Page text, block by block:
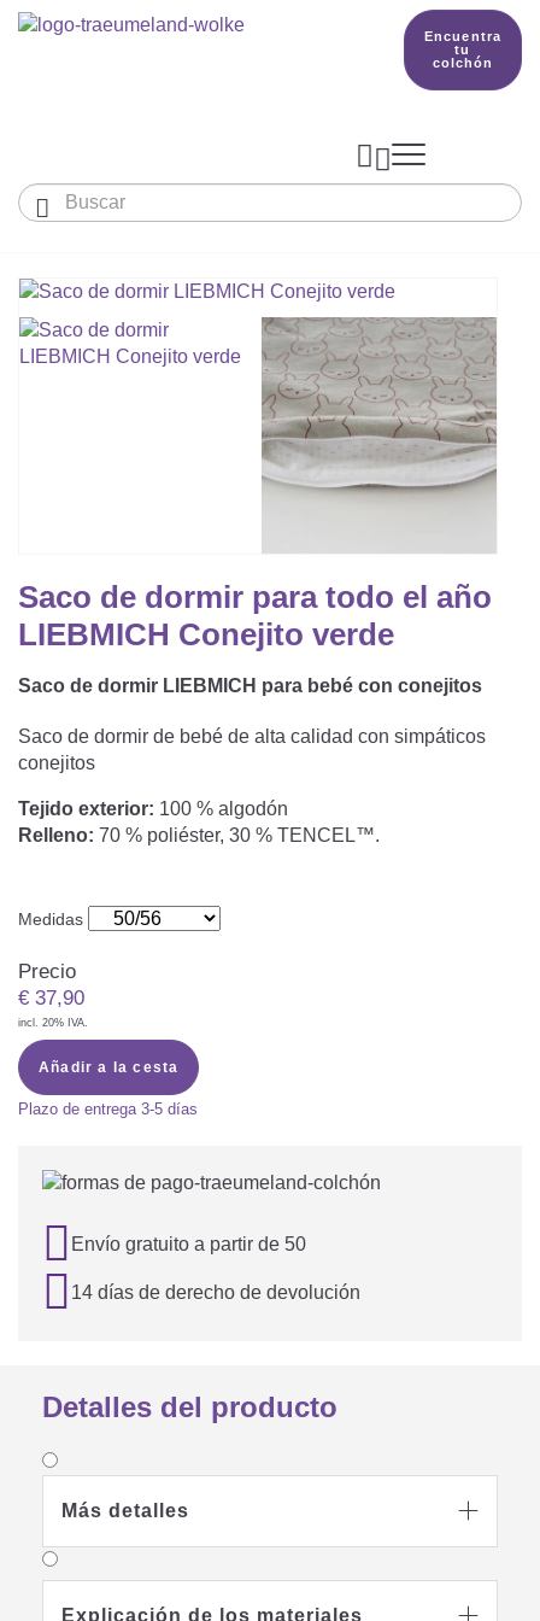
Encuentra
tu
colchón
 
COLCHONES Y ACCESORIOS
Colchón De Colecho, Cuna & Co
Colchones Para Bebé
Colchones Infantiles Y Juveniles
Protectores De Colchón
Funda De Recambio
Somier
SACOS DE DORMIR
Cómo Elegir Un Saco De Dormir Para
Saco De Dormir Para Todo El Año
Saco De Dormir Con Piernas
Saco De Dormir De Verano
Saco Manta
Saco Envolvente
MANTAS, NÓRDICOS Y ALMOHADAS
Mantita Para Bebé
COJÍN DE LACTANCIA Y MANTITA DE
CAMBIADORES
Sábanas Bajeras
Baberos Y Doudou
Almohadas Especiales
LOTES DE REGALO Y PROMOCIONES
El país de nuestros sueños
PRODUCCIÓN


Encuentra tu colchón

Saco de dormir para todo el año
LIEBMICH Conejito verde
Saco de dormir LIEBMICH para bebé con conejitos
Saco de dormir de bebé de alta calidad con simpáticos
conejitos
Tejido exterior: 100 % algodón
Relleno: 70 % poliéster, 30 % TENCEL™.
Medidas
Precio
€ 37,90
incl. 20% IVA.
Añadir a la cesta
Plazo de entrega 3-5 días
 Envío gratuito a partir de 50
 14 días de derecho de devolución
Detalles del producto
Más detalles 
Explicación de los materiales 